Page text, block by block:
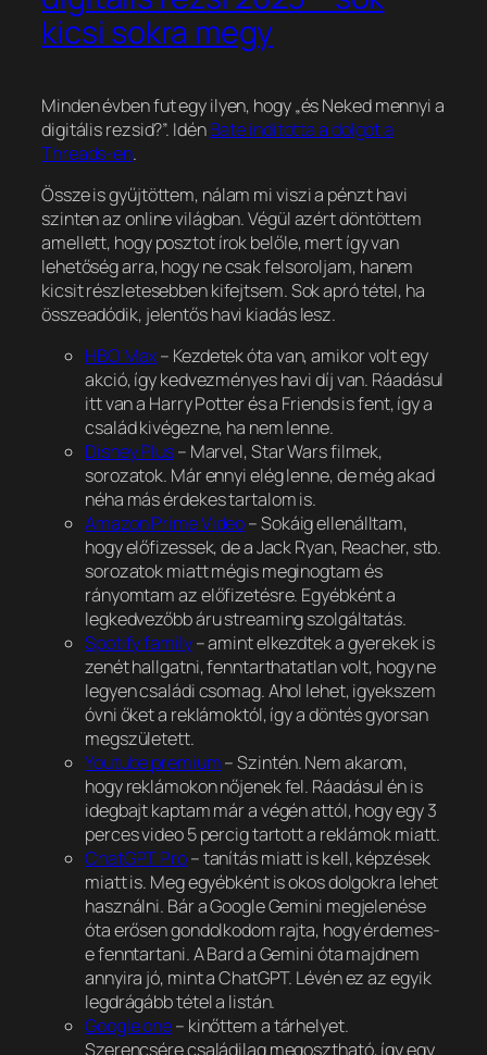
kicsi sokra megy
Minden évben fut egy ilyen, hogy „és Neked mennyi a
digitális rezsid?”. IdénBate indította a dolgot a
Threads-en.
Össze is gyűjtöttem, nálam mi viszi a pénzt havi
szinten az online világban. Végül azért döntöttem
amellett, hogy posztot írok belőle, mert így van
lehetőség arra, hogy ne csak felsoroljam, hanem
kicsit részletesebben kifejtsem. Sok apró tétel, ha
összeadódik, jelentős havi kiadás lesz.
HBO Max– Kezdetek óta van, amikor volt egy
akció, így kedvezményes havi díj van. Ráadásul
itt van a Harry Potter és a Friends is fent, így a
család kivégezne, ha nem lenne.
Disney Plus– Marvel, Star Wars filmek,
sorozatok. Már ennyi elég lenne, de még akad
néha más érdekes tartalom is.
Amazon Prime Video– Sokáig ellenálltam,
hogy előfizessek, de a Jack Ryan, Reacher, stb.
sorozatok miatt mégis meginogtam és
rányomtam az előfizetésre. Egyébként a
legkedvezőbb áru streaming szolgáltatás.
Spotify family– amint elkezdtek a gyerekek is
zenét hallgatni, fenntarthatatlan volt, hogy ne
legyen családi csomag. Ahol lehet, igyekszem
óvni őket a reklámoktól, így a döntés gyorsan
megszületett.
Youtube premium– Szintén. Nem akarom,
hogy reklámokon nőjenek fel. Ráadásul én is
idegbajt kaptam már a végén attól, hogy egy 3
perces video 5 percig tartott a reklámok miatt.
ChatGPT Pro– tanítás miatt is kell, képzések
miatt is. Meg egyébként is okos dolgokra lehet
használni. Bár a Google Gemini megjelenése
óta erősen gondolkodom rajta, hogy érdemes-
e fenntartani. A Bard a Gemini óta majdnem
annyira jó, mint a ChatGPT. Lévén ez az egyik
legdrágább tétel a listán.
Google one– kinőttem a tárhelyet.
Szerencsére családilag megosztható, így egy